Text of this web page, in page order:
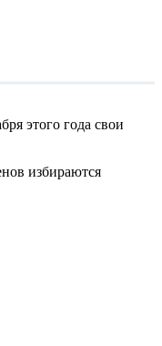
этого года свои
избираются